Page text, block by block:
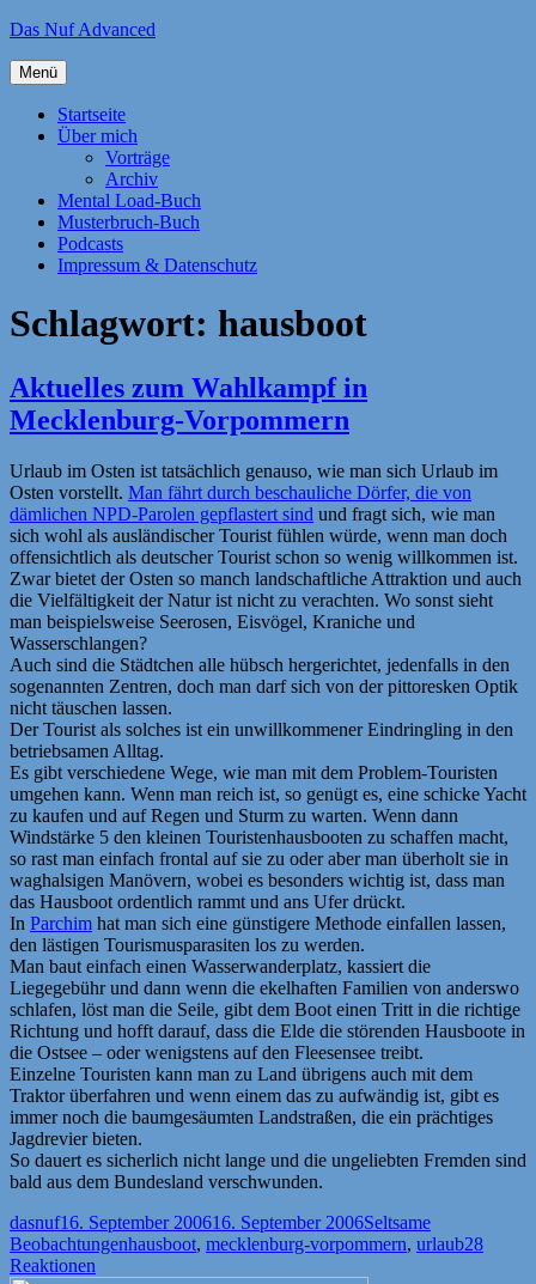
Zum
springen
Das Nuf Advanced
Menü
Startseite
Über mich
Vorträge
Archiv
Mental Load-Buch
Musterbruch-Buch
Podcasts
Impressum & Datenschutz
Schlagwort: hausboot
Aktuelles zum Wahlkampf in
Mecklenburg-Vorpommern
Urlaub im Osten ist tatsächlich genauso, wie man sich Urlaub im
Osten vorstellt. Man fährt durch beschauliche Dörfer, die von
dämlichen NPD-Parolen gepflastert sind und fragt sich, wie man
sich wohl als ausländischer Tourist fühlen würde, wenn man doch
offensichtlich als deutscher Tourist schon so wenig willkommen ist.
Zwar bietet der Osten so manch landschaftliche Attraktion und auch
die Vielfältigkeit der Natur ist nicht zu verachten. Wo sonst sieht
man beispielsweise Seerosen, Eisvögel, Kraniche und
Wasserschlangen?
Auch sind die Städtchen alle hübsch hergerichtet, jedenfalls in den
sogenannten Zentren, doch man darf sich von der pittoresken Optik
nicht täuschen lassen.
Der Tourist als solches ist ein unwillkommener Eindringling in den
betriebsamen Alltag.
Es gibt verschiedene Wege, wie man mit dem Problem-Touristen
umgehen kann. Wenn man reich ist, so genügt es, eine schicke Yacht
zu kaufen und auf Regen und Sturm zu warten. Wenn dann
Windstärke 5 den kleinen Touristenhausbooten zu schaffen macht,
so rast man einfach frontal auf sie zu oder aber man überholt sie in
waghalsigen Manövern, wobei es besonders wichtig ist, dass man
das Hausboot ordentlich rammt und ans Ufer drückt.
In Parchim hat man sich eine günstigere Methode einfallen lassen,
den lästigen Tourismusparasiten los zu werden.
Man baut einfach einen Wasserwanderplatz, kassiert die
Liegegebühr und dann wenn die ekelhaften Familien von anderswo
schlafen, löst man die Seile, gibt dem Boot einen Tritt in die richtige
Richtung und hofft darauf, dass die Elde die störenden Hausboote in
die Ostsee – oder wenigstens auf den Fleesensee treibt.
Einzelne Touristen kann man zu Land übrigens auch mit dem
Traktor überfahren und wenn einem das zu aufwändig ist, gibt es
immer noch die baumgesäumten Landstraßen, die ein prächtiges
Jagdrevier bieten.
So dauert es sicherlich nicht lange und die ungeliebten Fremden sind
bald aus dem Bundesland verschwunden.
Autor
dasnufVeröffentlicht
am
16. September 200616. September 2006Kategorien
Seltsame
BeobachtungenSchlagwörter
hausboot, mecklenburg-vorpommern, urlaub28
Reaktionen